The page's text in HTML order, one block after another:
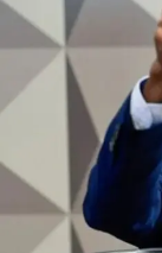
TÓPICOS
CHACINA EM
CONSTITUIÇÃO
CRIMINALIDADE
PENA DE MORTE
PUNIÇÃO
REPÚBLICA DOS
SENADOR
VISCONDE DO